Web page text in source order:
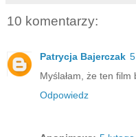
10 komentarzy:
Patrycja Bajerczak
Myślałam, że ten
Odpowiedz